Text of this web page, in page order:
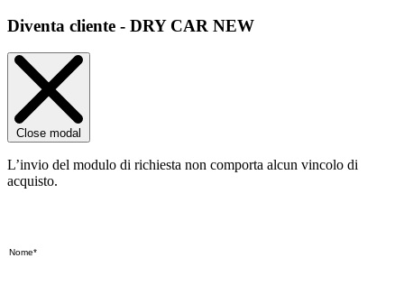
Diventa cliente - DRY CAR NEW
Close modal
L’invio del modulo di richiesta non comporta alcun vincolo di
acquisto.